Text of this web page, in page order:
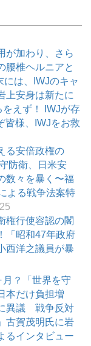
が加わり、さら
腰椎ヘルニアと
には、IWJのキャ
上安身は新たに
えず！ IWJが存
皆様、IWJをお救
る安倍政権の
防衛、日米安
数々を暴く〜福
よる戦争法案特
権行使容認の閣
「昭和47年政府
西洋之議員が暴
？「世界を守
本だけ負担増
異議 戦争反対
古賀茂明氏に岩
るインタビュー